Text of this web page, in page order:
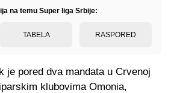
na temu Super liga Srbije:
TABELA RASPORED
je pored dva mandata u Crvenoj
klubovima Omonia,